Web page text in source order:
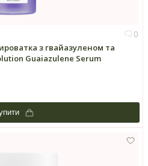
0
з гвайазуленом та
Guaiazulene Serum